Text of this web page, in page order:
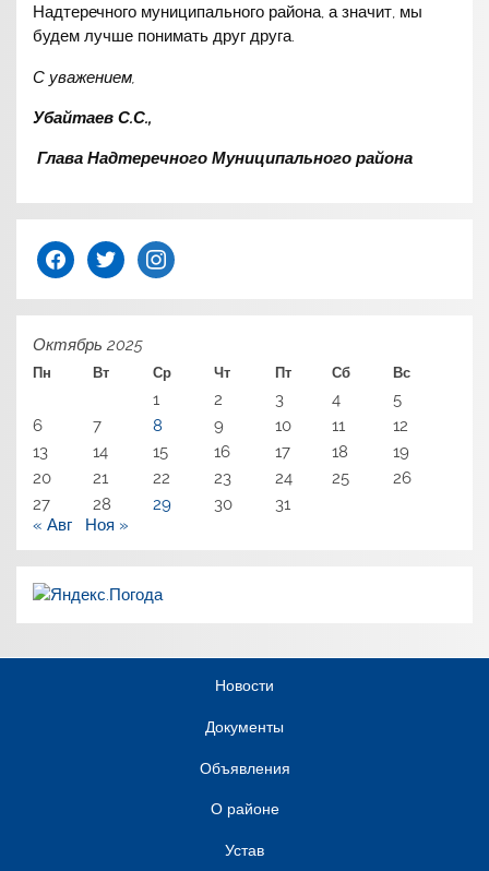
Надтеречного муниципального района, а значит, мы
будем лучше понимать друг друга.
С уважением,
Убайтаев С.С.,
Глава Надтеречного Муниципального района
facebooktwitter instagram
Октябрь 2025
Пн Вт Ср Чт Пт Сб Вс
1 2 3 4
5
6
7 8 9 10 11
12
13
14 15 16 17 18
19
20
21 22 23 24 25
26
27
28 29 30
31
« Авг
Ноя »
Новости
Документы
Объявления
О районе
Устав